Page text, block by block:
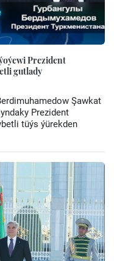
Prezident
gutlady
Şawkat
Prezident
tüýs ýürekden